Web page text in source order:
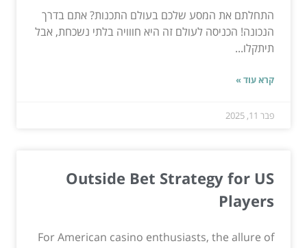
התחלתם את המסע שלכם בעולם התכנות? אתם בדרך
הנכונה! הכניסה לעולם זה היא חווויה בלתי נשכחת, אבל
תיתקלו...
קרא עוד »
פבר 11, 2025
Outside Bet Strategy for US
Players
For American casino enthusiasts, the allure of